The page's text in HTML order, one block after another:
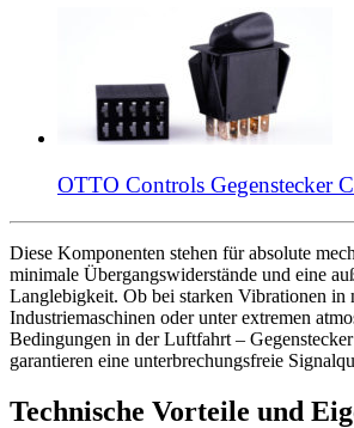
OTTO Controls Gegenstecker
Diese Komponenten stehen für absolute
minimale Übergangswiderstände und eine
Langlebigkeit. Ob bei starken Vibrationen in
Industriemaschinen oder unter extremen
Bedingungen in der Luftfahrt –
garantieren eine unterbrechungsfreie
Technische Vorteile und